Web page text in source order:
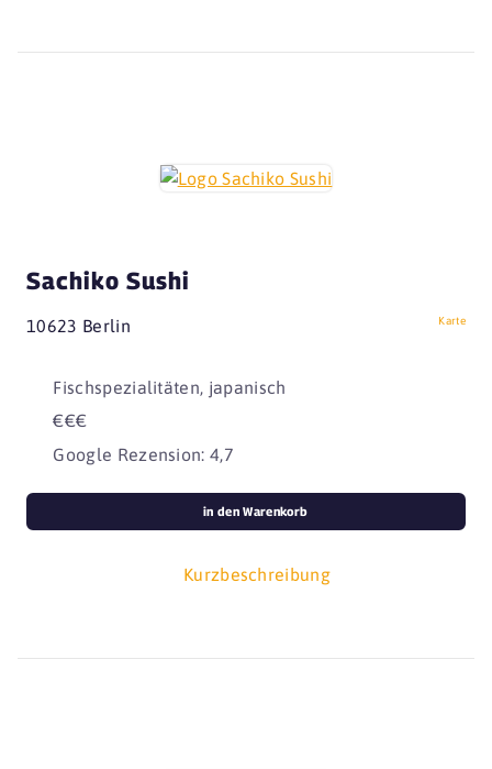
Sachiko Sushi
10623 Berlin Karte
Fischspezialitäten, japanisch
€€€
Google Rezension: 4,7
Kurzbeschreibung
in den Warenkorb